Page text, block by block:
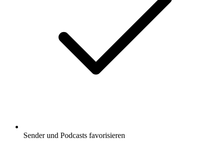
Sender und Podcasts favorisieren